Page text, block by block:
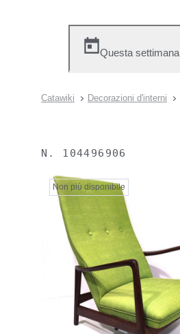
Questa settimana
Catawiki Decorazioni d'interni
N. 104496906
Non più disponibile